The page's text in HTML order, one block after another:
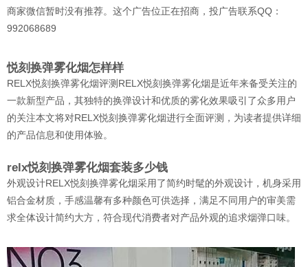
商家微信暂时没有推荐。这个广告位正在招商，投广告联系QQ：
992068689
悦刻换弹雾化烟怎样样
RELX悦刻换弹雾化烟评测RELX悦刻换弹雾化烟是近年来备受关注的
一款新型产品，其独特的换弹设计和优质的雾化效果吸引了众多用户
的关注本文将对RELX悦刻换弹雾化烟进行全面评测，为读者提供详细
的产品信息和使用体验。
relx悦刻换弹雾化烟套装多少钱
外观设计RELX悦刻换弹雾化烟采用了简约时髦的外观设计，机身采用
铝合金材质，手感温馨有多种颜色可供选择，满足不同用户的审美需
求全体设计简约大方，符合现代消费者对产品外观的追求烟弹口味。